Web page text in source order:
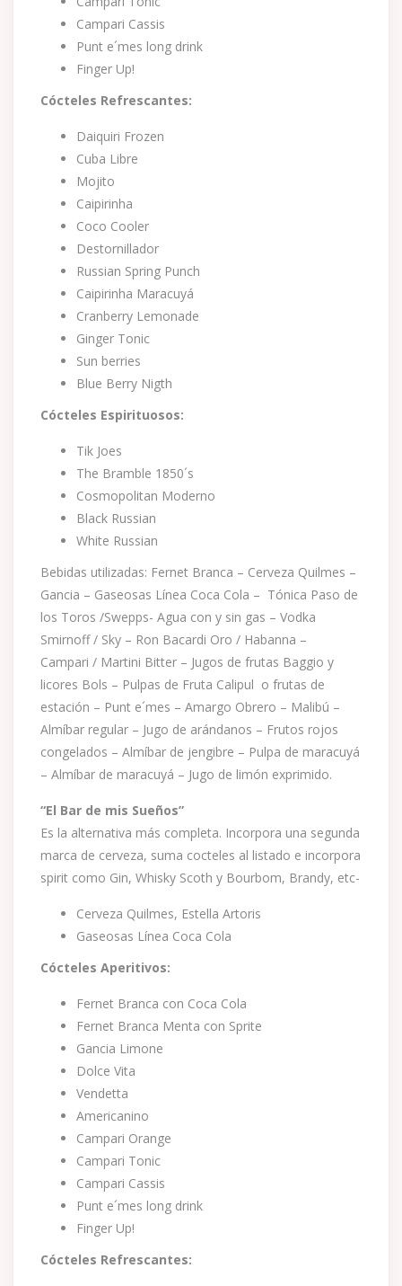
Campari Cassis
Punt e´mes long drink
Finger Up!
Cócteles Refrescantes:
Daiquiri Frozen
Cuba Libre
Mojito
Caipirinha
Coco Cooler
Destornillador
Russian Spring Punch
Caipirinha Maracuyá
Cranberry Lemonade
Ginger Tonic
Sun berries
Blue Berry Nigth
Cócteles Espirituosos:
Tik Joes
The Bramble 1850´s
Cosmopolitan Moderno
Black Russian
White Russian
Bebidas utilizadas: Fernet Branca – Cerveza Quilmes –
Gancia – Gaseosas Línea Coca Cola – Tónica Paso de
los Toros /Swepps- Agua con y sin gas – Vodka
Smirnoff / Sky – Ron Bacardi Oro / Habanna –
Campari / Martini Bitter – Jugos de frutas Baggio y
licores Bols – Pulpas de Fruta Calipul o frutas de
estación – Punt e´mes – Amargo Obrero – Malibú –
Almíbar regular – Jugo de arándanos – Frutos rojos
congelados – Almíbar de jengibre – Pulpa de maracuyá
– Almíbar de maracuyá – Jugo de limón exprimido.
“El Bar de mis Sueños”
Es la alternativa más completa. Incorpora una segunda
marca de cerveza, suma cocteles al listado e incorpora
spirit como Gin, Whisky Scoth y Bourbom, Brandy, etc-
Cerveza Quilmes, Estella Artoris
Gaseosas Línea Coca Cola
Cócteles Aperitivos:
Fernet Branca con Coca Cola
Fernet Branca Menta con Sprite
Gancia Limone
Dolce Vita
Vendetta
Americanino
Campari Orange
Campari Tonic
Campari Cassis
Punt e´mes long drink
Finger Up!
Cócteles Refrescantes: